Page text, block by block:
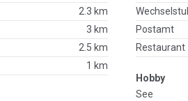
2.3 km
3 km
2.5 km
1 km
Postamt
Restaurant
Hobby
See